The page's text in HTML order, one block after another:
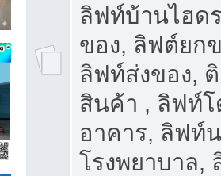
ลิฟท์บ้านไฮด
ของ, ลิฟต์ยก
ลิฟท์ส่งของ,
สินค้า , ลิฟท์
อาคาร, ลิฟท์
โรงพยาบาล,